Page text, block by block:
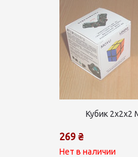
Кубик 2х2х2
269 ₴
Нет в наличии